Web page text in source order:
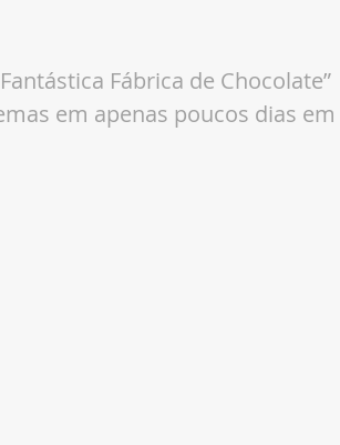
Fábrica de Chocolate”
em apenas poucos dias em